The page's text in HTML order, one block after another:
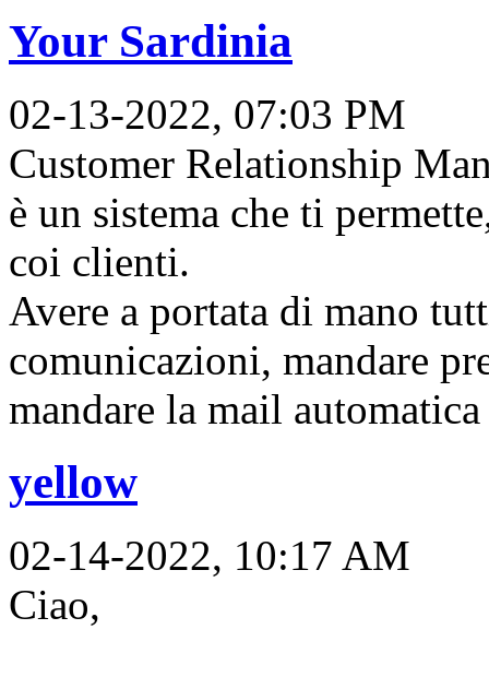
Your Sardinia
02-13-2022, 07:03 PM
Customer Relationship
è un sistema che ti
coi clienti.
Avere a portata di mano
comunicazioni, mandare
mandare la mail
yellow
02-14-2022, 10:17 AM
Ciao,